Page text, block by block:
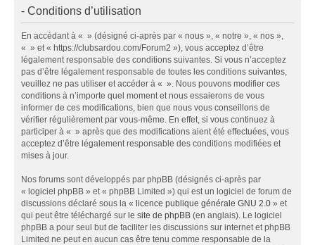
- Conditions d’utilisation
En accédant à « » (désigné ci-après par « nous », « notre », « nos »,
« » et « https://clubsardou.com/Forum2 »), vous acceptez d’être
légalement responsable des conditions suivantes. Si vous n’acceptez
pas d’être légalement responsable de toutes les conditions suivantes,
veuillez ne pas utiliser et accéder à « ». Nous pouvons modifier ces
conditions à n’importe quel moment et nous essaierons de vous
informer de ces modifications, bien que nous vous conseillons de
vérifier régulièrement par vous-même. En effet, si vous continuez à
participer à « » après que des modifications aient été effectuées, vous
acceptez d’être légalement responsable des conditions modifiées et
mises à jour.
Nos forums sont développés par phpBB (désignés ci-après par
« logiciel phpBB » et « phpBB Limited ») qui est un logiciel de forum de
discussions déclaré sous la « licence publique générale GNU 2.0 » et
qui peut être téléchargé sur le site de phpBB (en anglais). Le logiciel
phpBB a pour seul but de faciliter les discussions sur internet et phpBB
Limited ne peut en aucun cas être tenu comme responsable de la